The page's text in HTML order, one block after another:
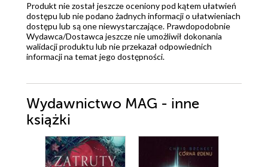
Produkt nie został jeszcze oceniony pod kątem ułatwień
dostępu lub nie podano żadnych informacji o ułatwieniach
dostępu lub są one niewystarczające. Prawdopodobnie
Wydawca/Dostawca jeszcze nie umożliwił dokonania
walidacji produktu lub nie przekazał odpowiednich
informacji na temat jego dostępności.
Wydawnictwo MAG - inne
książki